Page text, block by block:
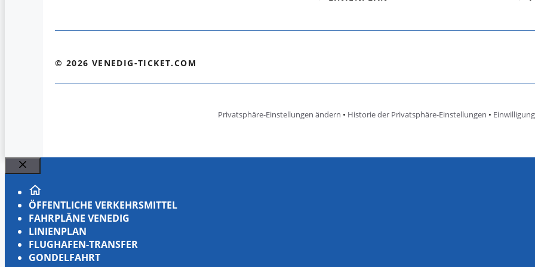
© 2026 VENEDIG-TICKET.COM
Privatsphäre-Einstellungen ändern • Historie der Privatsphäre-Einstellungen •
Schließen
ÖFFENTLICHE VERKEHRSMITTEL
FAHRPLÄNE VENEDIG
LINIENPLAN
FLUGHAFEN-TRANSFER
GONDELFAHRT